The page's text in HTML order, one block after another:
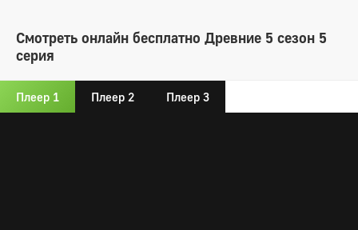
Смотреть онлайн бесплатно Древние 5 сезон 5
серия
Плеер 1 Плеер 2 Плеер 3